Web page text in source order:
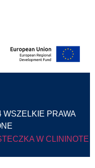
WSZELKIE PRAWA
W CLININOTE